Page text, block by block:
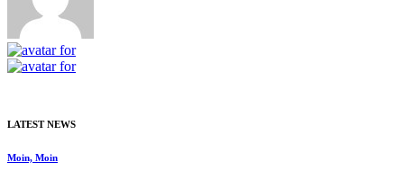
LATEST NEWS
Moin, Moin